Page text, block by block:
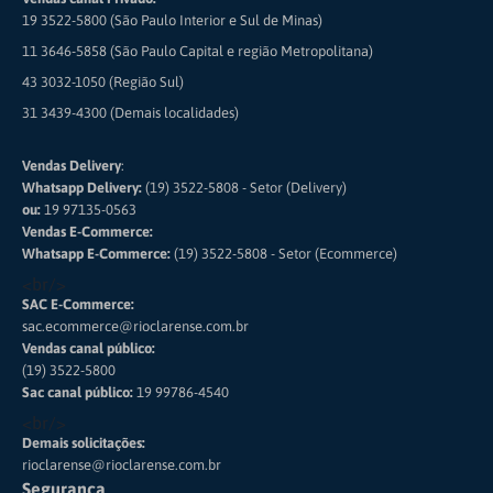
19 3522-5800 (São Paulo Interior e Sul de Minas)
11 3646-5858 (São Paulo Capital e região Metropolitana)
43 3032-1050 (Região Sul)
31 3439-4300 (Demais localidades)
Vendas Delivery:
Whatsapp Delivery: (19) 3522-5808 - Setor (Delivery)
ou: 19 97135-0563
Vendas E-Commerce:
Whatsapp E-Commerce: (19) 3522-5808 - Setor (Ecommerce)
<br/>
SAC E-Commerce:
sac.ecommerce@rioclarense.com.br
Vendas canal público:
(19) 3522-5800
Sac canal público: 19 99786-4540
<br/>
Demais solicitações:
rioclarense@rioclarense.com.br